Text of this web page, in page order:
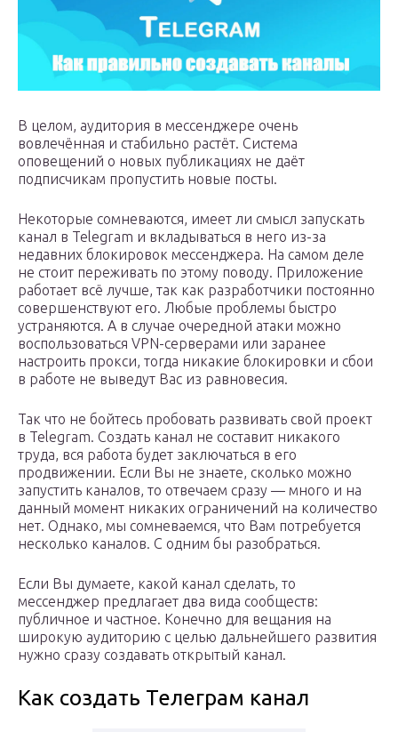
В целом, аудитория в мессенджере очень
вовлечённая и стабильно растёт. Система
оповещений о новых публикациях не даёт
подписчикам пропустить новые посты.
Некоторые сомневаются, имеет ли смысл запускать
канал в Telegram и вкладываться в него из-за
недавних блокировок мессенджера. На самом деле
не стоит переживать по этому поводу. Приложение
работает всё лучше, так как разработчики постоянно
совершенствуют его. Любые проблемы быстро
устраняются. А в случае очередной атаки можно
воспользоваться VPN-серверами или заранее
настроить прокси, тогда никакие блокировки и сбои
в работе не выведут Вас из равновесия.
Так что не бойтесь пробовать развивать свой проект
в Telegram. Создать канал не составит никакого
труда, вся работа будет заключаться в его
продвижении. Если Вы не знаете, сколько можно
запустить каналов, то отвечаем сразу — много и на
данный момент никаких ограничений на количество
нет. Однако, мы сомневаемся, что Вам потребуется
несколько каналов. С одним бы разобраться.
Если Вы думаете, какой канал сделать, то
мессенджер предлагает два вида сообществ:
публичное и частное. Конечно для вещания на
широкую аудиторию с целью дальнейшего развития
нужно сразу создавать открытый канал.
Как создать Телеграм канал